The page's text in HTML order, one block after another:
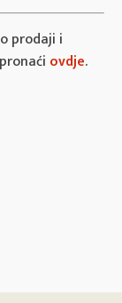
prodaji i
ovdje.